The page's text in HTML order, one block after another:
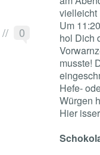
// 0
vielleicht
Um
hol Dich
musste!
Hefe-
Würgen
Hier